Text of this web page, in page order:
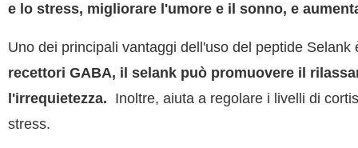
e lo stress, migliorare l'umore e il sonno, e
Uno dei principali vantaggi dell'uso del peptide
recettori GABA, il selank può promuovere il
l'irrequietezza. Inoltre, aiuta a regolare i livelli di
stress.